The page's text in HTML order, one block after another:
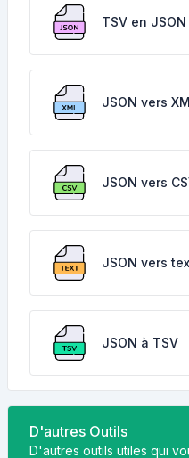
TSV en JSON
JSON vers
JSON vers
JSON vers
JSON à TSV
D'autres Outils
D'autres outils utiles qui